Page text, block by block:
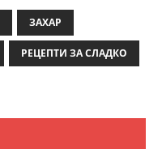
ЗАХАР
РЕЦЕПТИ ЗА СЛАДКО